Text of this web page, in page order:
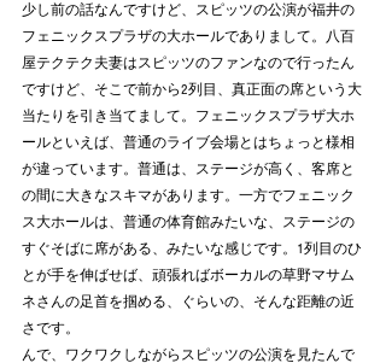
少し前の話なんですけど、スピッツの公演が福井の
フェニックスプラザの大ホールでありまして。八百
屋テクテク夫妻はスピッツのファンなので行ったん
ですけど、そこで前から2列目、真正面の席という大
当たりを引き当てまして。フェニックスプラザ大ホ
ールといえば、普通のライブ会場とはちょっと様相
が違っています。普通は、ステージが高く、客席と
の間に大きなスキマがあります。一方でフェニック
ス大ホールは、普通の体育館みたいな、ステージの
すぐそばに席がある、みたいな感じです。1列目のひ
とが手を伸ばせば、頑張ればボーカルの草野マサム
ネさんの足首を掴める、ぐらいの、そんな距離の近
さです。
んで、ワクワクしながらスピッツの公演を見たんで